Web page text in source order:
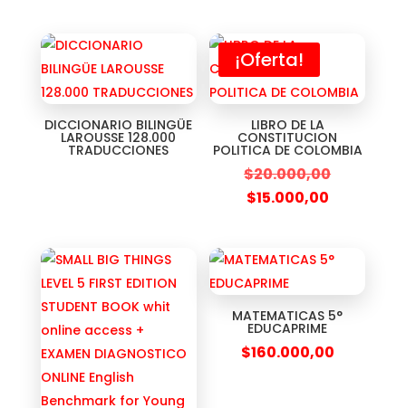
DICCIONARIO BILINGÜE
LAROUSSE 128.000
TRADUCCIONES
¡Oferta!
LIBRO DE LA
CONSTITUCION
POLITICA DE COLOMBIA
$20.000,00
$15.000,00
MATEMATICAS 5°
EDUCAPRIME
$160.000,00